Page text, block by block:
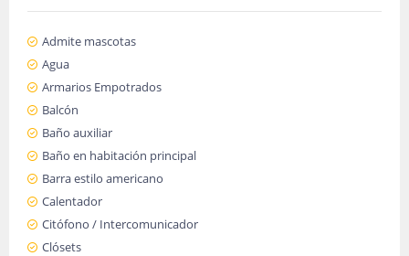
Admite mascotas
Agua
Armarios Empotrados
Balcón
Baño auxiliar
Baño en habitación principal
Barra estilo americano
Calentador
Citófono / Intercomunicador
Clósets